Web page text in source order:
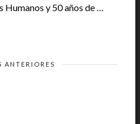
y 50 años de …
ANTERIORES